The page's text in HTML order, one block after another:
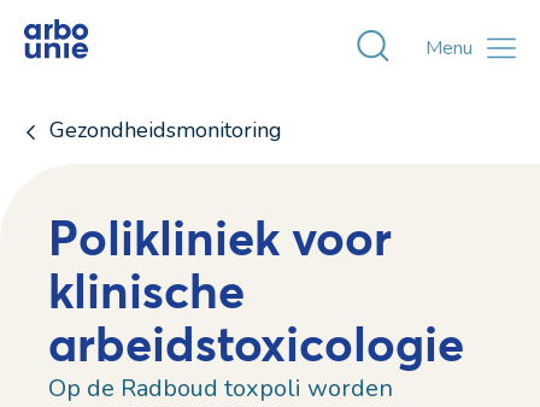
Toggle
Menu
Gezondheidsmonitoring
Polikliniek voor
klinische
arbeidstoxicologie
Op de Radboud toxpoli worden